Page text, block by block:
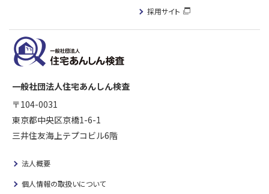
採用サイト
一般社団法人住宅あんしん検査
〒104-0031
東京都中央区京橋1-6-1
三井住友海上テプコビル6階
法人概要
個人情報の取扱いについて